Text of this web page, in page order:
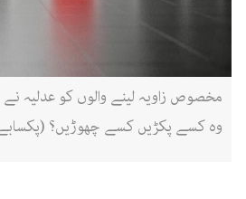
مخصوص زاویہ لینے والوں کو عدلیہ
وہ کسے پکڑیں کسے چھوڑیں؟